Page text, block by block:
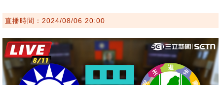
直播時間：2024/08/06 20:00